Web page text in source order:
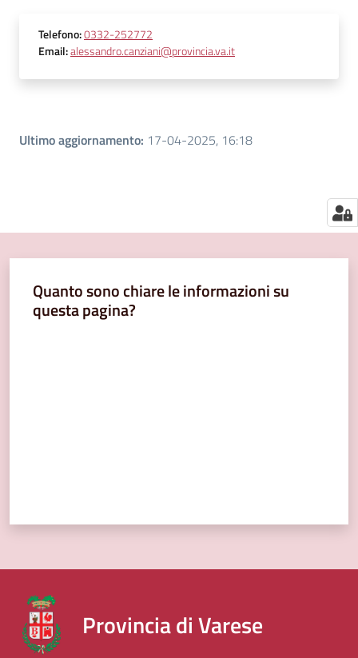
Eventi
Telefono:0332-252772
Email:alessandro.canziani@provincia.va.it
Ultimo aggiornamento: 17-04-2025, 16:18
Quanto sono chiare le informazioni su
questa pagina?
Provincia di Varese